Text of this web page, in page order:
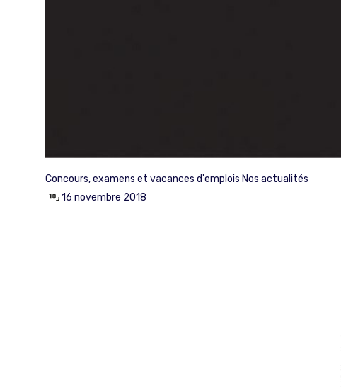
Concours, examens et vacances d'emplois Nos actualités
16 novembre 2018